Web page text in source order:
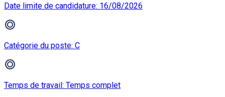
Date limite de candidature: 16/08/2026
Catégorie du poste: C
Temps de travail: Temps complet